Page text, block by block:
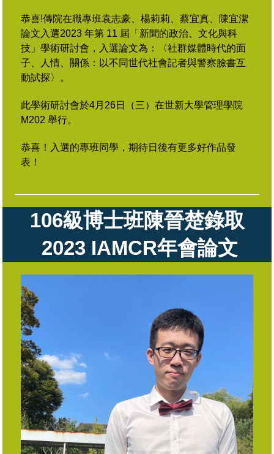
恭喜!傳院在職專班袁志豪、楊莉莉、蔡宜真、陳宜潔
論文入選2023 年第 11 屆「新聞的政治、文化與科
技」學術研討會，入選論文為：〈社群媒體時代的面
子、人情、關係：以不同世代社會記者與警察臉書互
動試探〉。
此學術研討會於4月26日（三）在世新大學管理學院
M202 舉行。
恭喜！入選的專班同學，期待日後有更多好作品發
表！
106級博士班陳晉楚錄取
2023 IAMCR年會論文